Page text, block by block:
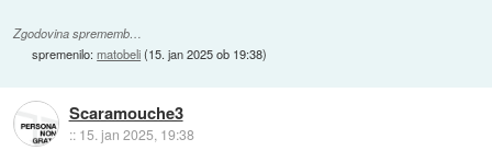
Zgodovina sprememb…
spremenilo:matobeli(15. jan 2025 ob 19:38)
Scaramouche3
:: 15. jan 2025, 19:38